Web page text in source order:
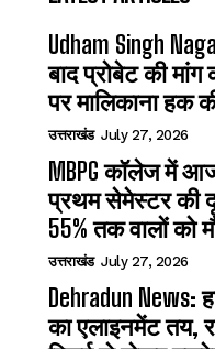
Udham Singh
बाद प्रोबेट की
पर मालिकाना हक
उत्तराखंड July 27, 2026
MBPG कॉलेज में आज
प्रथम सेमेस्टर की
55% तक वालों को
उत्तराखंड July 27, 2026
Dehradun News:
का एलाइनमेंट तय,